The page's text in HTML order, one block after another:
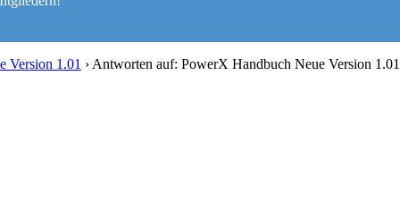
Version 1.01 › Antworten auf: PowerX Handbuch Neue Version 1.01